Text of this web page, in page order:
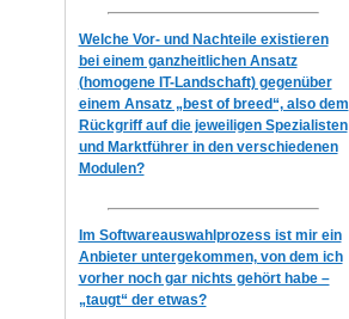
Welche Vor- und Nachteile existieren
bei einem ganzheitlichen Ansatz
(homogene IT-Landschaft) gegenüber
einem Ansatz „best of breed“, also dem
Rückgriff auf die jeweiligen Spezialisten
und Marktführer in den verschiedenen
Modulen?
Im Softwareauswahlprozess ist mir ein
Anbieter untergekommen, von dem ich
vorher noch gar nichts gehört habe –
„taugt“ der etwas?